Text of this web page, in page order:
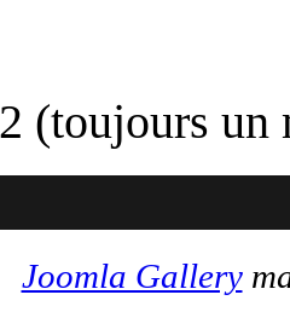
(toujours un
Joomla Gallery